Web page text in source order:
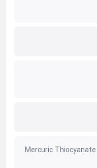
تیوسیانات جیوه، جیوه(II) تیوسیانات، Mercuric Thiocyanate